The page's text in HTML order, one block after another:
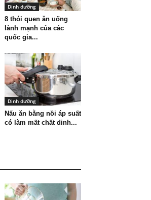
Dinh dưỡng
8 thói quen ăn uống
lành mạnh của các
quốc gia...
Dinh dưỡng
Nấu ăn bằng nồi áp suất
có làm mất chất dinh...